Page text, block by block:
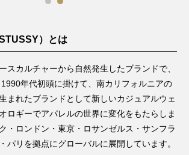
）とは
スカルチャーから自然発生したブランドで、
年代初頭に掛けて、南カリフォルニアの
まれたブランドとして新しいカジュアルウェ
ロギーでアパレルの世界に変化をもたらしま
・ロンドン・東京・ロサンゼルス・サンフラ
パリを拠点にグローバルに展開しています。